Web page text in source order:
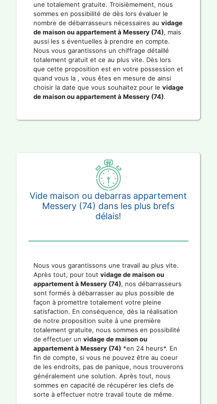
une totalement gratuite. Troisièmement, nous
sommes en possibilité de dès lors évaluer le
nombre de débarrasseurs nécessaires au vidage
de maison ou appartement à Messery (74), mais
aussi les s éventuelles à prendre en compte.
Nous vous garantissons un chiffrage détaillé
totalement gratuit et ce au plus vite. Dès lors
que cette proposition est en votre possession et
quand vous la , vous êtes en mesure de ainsi
choisir la date que vous souhaitez pour le vidage
de maison ou appartement à Messery (74).
Vide maison ou debarras appartement
Messery (74) dans les plus brefs
délais!
Nous vous garantissons une travail au plus vite.
Après tout, pour tout vidage de maison ou
appartement à Messery (74), nos débarrasseurs
sont formés à débarrasser au plus possible de
façon à promettre totalement votre pleine
satisfaction. En conséquence, dès la réalisation
de notre proposition suite à une première
totalement gratuite, nous sommes en possibilité
de effectuer un vidage de maison ou
appartement à Messery (74) *en 24 heurs*. En
fin de compte, si vous ne pouvez être au coeur
de les endroits, pas de panique, nous trouverons
généralement une solution. Après tout, nous
sommes en capacité de récupérer les clefs de
sorte à effectuer notre travail toute de même.